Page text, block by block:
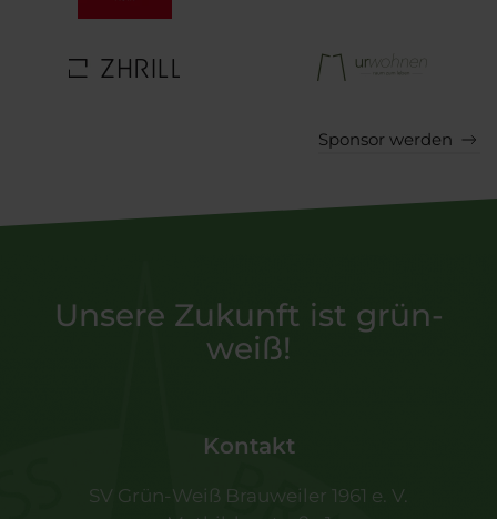
Sponsor werden
Unsere Zukunft ist grün-
weiß!
Kontakt
SV Grün-Weiß Brauweiler 1961 e. V.